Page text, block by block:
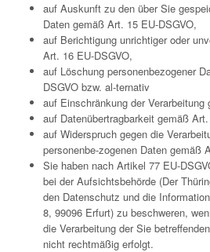
auf Auskunft zu den über Sie
Daten gemäß Art. 15 EU-DSGVO,
auf Berichtigung unrichtiger oder
Art. 16 EU-DSGVO,
auf Löschung personenbezogener
DSGVO bzw. al-ternativ
auf Einschränkung der
auf Datenübertragbarkeit gemäß
auf Widerspruch gegen die
personenbe-zogenen Daten gemäß
Sie haben nach Artikel 77 EU-
bei der Aufsichtsbehörde (Der
den Datenschutz und die
8, 99096 Erfurt) zu beschweren,
die Verarbeitung der Sie
nicht rechtmäßig erfolgt.